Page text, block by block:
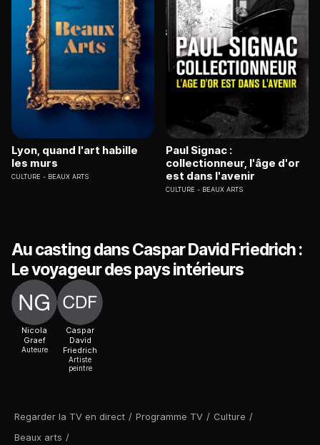
Regarder la TV en direct / Programme TV / Culture /
Beaux arts /
Lyon, quand l'art habille
les murs
CULTURE BEAUX ARTS
Paul Signac :
collectionneur, l'âge d'or
est dans l'avenir
CULTURE BEAUX ARTS
Au casting dans Caspar David Friedrich :
Le voyageur des pays intérieurs
Nicola
Graef
Auteure
Caspar
David
Friedrich
Artiste
peintre